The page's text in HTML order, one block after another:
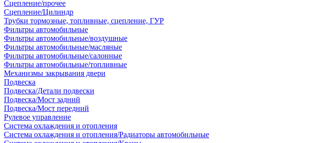
Сцепление/прочее
Сцепление/Цилиндр
Трубки тормозные, топливные, сцепление, ГУР
Фильтры автомобильные
Фильтры автомобильные/воздушные
Фильтры автомобильные/масляные
Фильтры автомобильные/салонные
Фильтры автомобильные/топливные
Механизмы закрывания двери
Подвеска
Подвеска/Детали подвески
Подвеска/Мост задний
Подвеска/Мост передний
Рулевое управление
Система охлаждения и отопления
Система охлаждения и отопления/Радиаторы автомобильные